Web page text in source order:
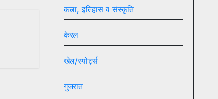
कला, इतिहास व संस्कृति
केरल
खेल/स्पोर्ट्स
गुजरात